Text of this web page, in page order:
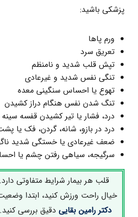
پزشکی باشید:
ورم پاها
تعریق سرد
تپش قلب شدید و نامنظم
تنگی نفس شدید و غیر‌عادی
تهوع یا احساس سنگینی معده
تنگ شدن نفس هنگام دراز کشیدن
درد، فشار یا تیر کشیدن قفسه سینه
درد در بازو، شانه، گردن، فک یا
ضعف غیر‌عادی یا خستگی شدید
سرگیجه، سیاهی رفتن چشم یا
قلب هر بیمار شرایط متفاوتی
خیال راحت ورزش کنید، ابتدا
دکتر رامین بقایی دقیق بررسی